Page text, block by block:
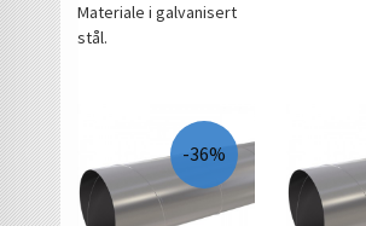
Materiale i galvanisert
stål.
-36%